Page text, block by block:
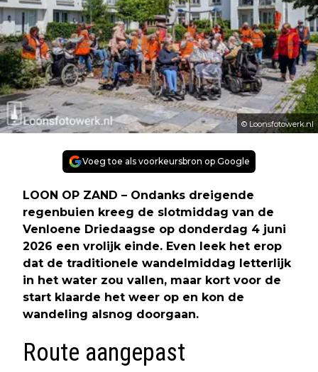
© Loonsfotowerk.nl
Voeg toe als voorkeursbron op Google
LOON OP ZAND – Ondanks dreigende
regenbuien kreeg de slotmiddag van de
Venloene Driedaagse op donderdag 4 juni
2026 een vrolijk einde. Even leek het erop
dat de traditionele wandelmiddag letterlijk
in het water zou vallen, maar kort voor de
start klaarde het weer op en kon de
wandeling alsnog doorgaan.
Route aangepast